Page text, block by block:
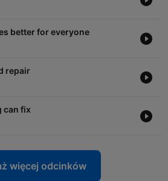
better for everyone
repair
can fix
więcej odcinków